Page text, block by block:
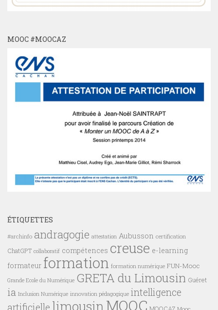
MOOC #MOOCAZ
ÉTIQUETTES
#archinfo andragogie attestation Aubusson certification
ChatGPT collaboratif compétences creuse e-learning
formateur formation formation numérique FUN-Mooc
Grande Ecole du Numérique GRETA du Limousin Guéret
ia Inclusion Numérique innovation pédagogique intelligence
artificielle limousin MOOC